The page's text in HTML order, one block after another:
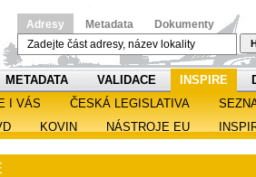
Adresy Metadata Dokumenty
METADATA VALIDACE INSPIRE
I VÁS ČESKÁ LEGISLATIVA
KOVIN NÁSTROJE EU